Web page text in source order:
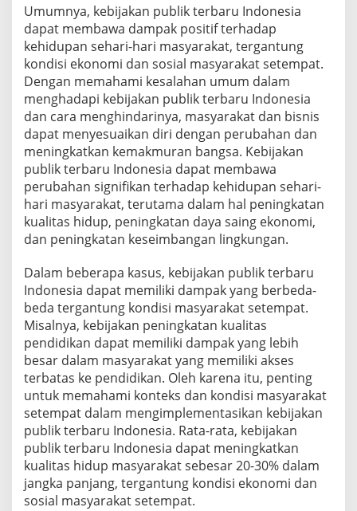
Umumnya, kebijakan publik terbaru Indonesia
dapat membawa dampak positif terhadap
kehidupan sehari-hari masyarakat, tergantung
kondisi ekonomi dan sosial masyarakat setempat.
Dengan memahami kesalahan umum dalam
menghadapi kebijakan publik terbaru Indonesia
dan cara menghindarinya, masyarakat dan bisnis
dapat menyesuaikan diri dengan perubahan dan
meningkatkan kemakmuran bangsa. Kebijakan
publik terbaru Indonesia dapat membawa
perubahan signifikan terhadap kehidupan sehari-
hari masyarakat, terutama dalam hal peningkatan
kualitas hidup, peningkatan daya saing ekonomi,
dan peningkatan keseimbangan lingkungan.
Dalam beberapa kasus, kebijakan publik terbaru
Indonesia dapat memiliki dampak yang berbeda-
beda tergantung kondisi masyarakat setempat.
Misalnya, kebijakan peningkatan kualitas
pendidikan dapat memiliki dampak yang lebih
besar dalam masyarakat yang memiliki akses
terbatas ke pendidikan. Oleh karena itu, penting
untuk memahami konteks dan kondisi masyarakat
setempat dalam mengimplementasikan kebijakan
publik terbaru Indonesia. Rata-rata, kebijakan
publik terbaru Indonesia dapat meningkatkan
kualitas hidup masyarakat sebesar 20-30% dalam
jangka panjang, tergantung kondisi ekonomi dan
sosial masyarakat setempat.